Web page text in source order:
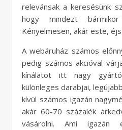
relevánsak a keresésünk
hogy mindezt
Kényelmesen, akár este,
A webáruház számos
pedig számos akcióval
kínálatot itt nagy
különleges darabjai,
kívül számos igazán
akár 60-70 százalék
vásárolni. Ami igazán